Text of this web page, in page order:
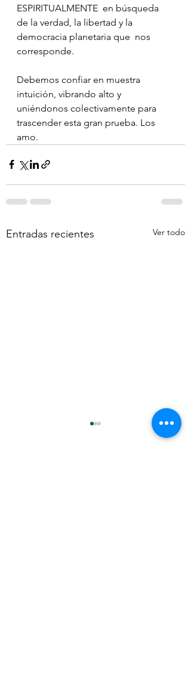
ESPIRITUALMENTE  en búsqueda
de la verdad, la libertad y la
democracia planetaria que  nos
corresponde.
Debemos confiar en muestra
intuición, vibrando alto y
uniéndonos colectivamente para
trascender esta gran prueba. Los
amo.
Entradas recientes Ver todo